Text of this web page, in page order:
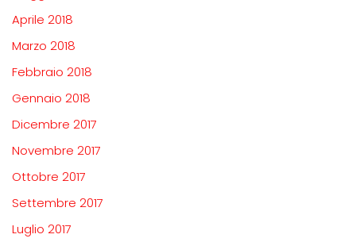
Aprile 2018
Marzo 2018
Febbraio 2018
Gennaio 2018
Dicembre 2017
Novembre 2017
Ottobre 2017
Settembre 2017
Luglio 2017